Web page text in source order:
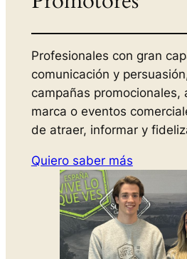
Profesionales con gran
comunicación y
campañas promocionales,
marca o eventos
de atraer, informar y
Quiero saber más